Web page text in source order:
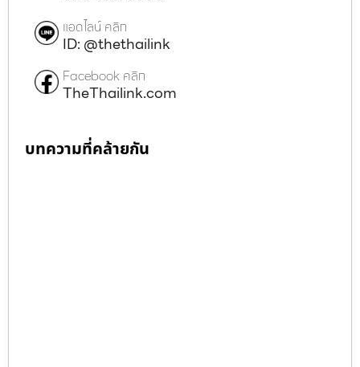
แอดไลน์ คลิก
ID: @thethailink
Facebook คลิก
TheThailink.com
บทความที่คล้ายกัน